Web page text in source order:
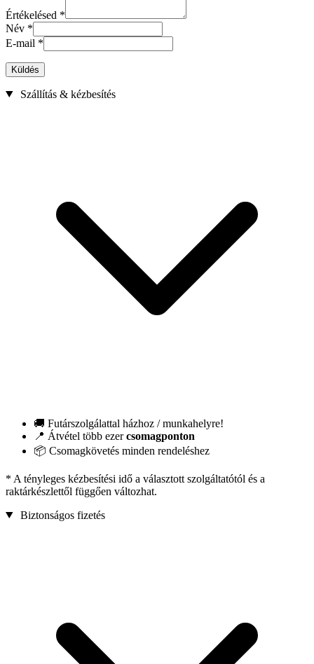
Értékelésed *
Név *
E-mail *
Küldés
Szállítás & kézbesítés
🚚 Futárszolgálattal házhoz / munkahelyre!
📍 Átvétel több ezercsomagponton
📦 Csomagkövetés minden rendeléshez
* A tényleges kézbesítési idő a választott szolgáltatótól és a
raktárkészlettől függően változhat.
Biztonságos fizetés